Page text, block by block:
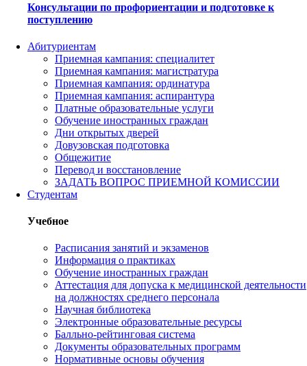
Консультации по профориентации и подготовке к
поступлению
Абитуриентам
Приемная кампания: специалитет
Приемная кампания: магистратура
Приемная кампания: ординатура
Приемная кампания: аспирантура
Платные образовательные услуги
Обучение иностранных граждан
Дни открытых дверей
Довузовская подготовка
Общежитие
Перевод и восстановление
ЗАДАТЬ ВОПРОС ПРИЕМНОЙ КОМИССИИ
Студентам
Учебное
Расписания занятий и экзаменов
Информация о практиках
Обучение иностранных граждан
Аттестация для допуска к медицинской деятельности
на должностях среднего персонала
Научная библиотека
Электронные образовательные ресурсы
Балльно-рейтинговая система
Документы образовательных программ
Нормативные основы обучения